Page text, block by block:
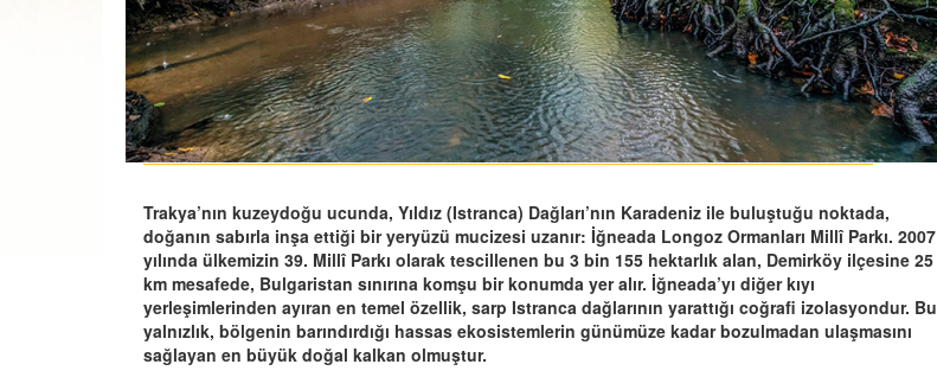
Trakya’nın kuzeydoğu ucunda, Yıldız (Istranca) Dağları’nın Karadeniz ile buluştuğu noktada,
doğanın sabırla inşa ettiği bir yeryüzü mucizesi uzanır: İğneada Longoz Ormanları Millî Parkı. 2007
yılında ülkemizin 39. Millî Parkı olarak tescillenen bu 3 bin 155 hektarlık alan, Demirköy ilçesine 25
km mesafede, Bulgaristan sınırına komşu bir konumda yer alır. İğneada’yı diğer kıyı
yerleşimlerinden ayıran en temel özellik, sarp Istranca dağlarının yarattığı coğrafi izolasyondur. Bu
yalnızlık, bölgenin barındırdığı hassas ekosistemlerin günümüze kadar bozulmadan ulaşmasını
sağlayan en büyük doğal kalkan olmuştur.